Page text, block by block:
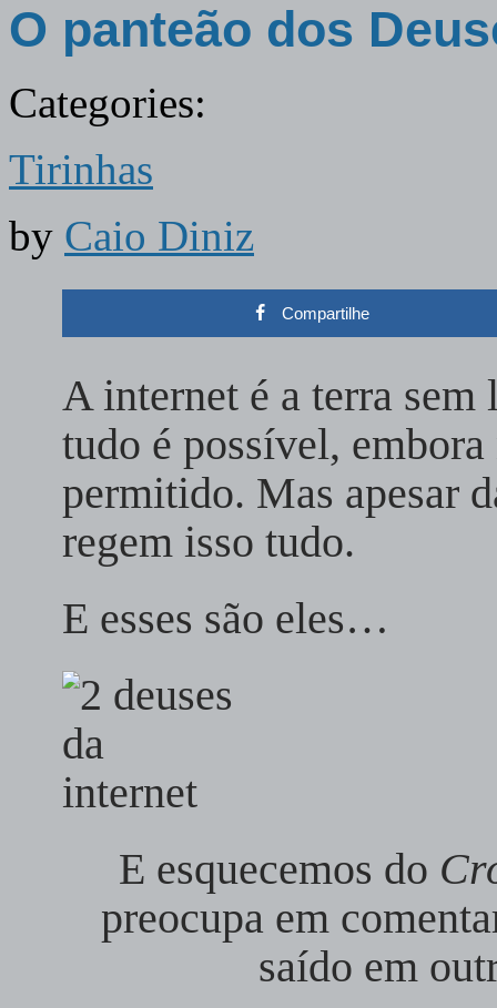
O panteão dos
Categories:
Tirinhas
by Caio Diniz
Compartilhe
A internet é a terra
tudo é possível,
permitido. Mas apesar
regem isso tudo.
E esses são eles…
E esquecemos do
preocupa em
saído em